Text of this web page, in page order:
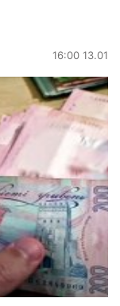
16:00 13.01